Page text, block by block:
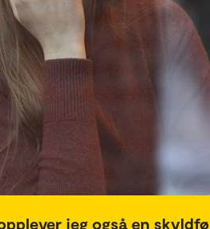
jeg også en